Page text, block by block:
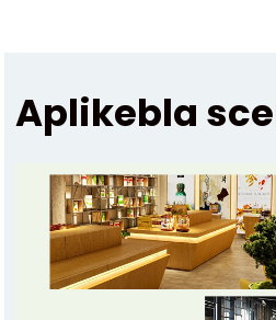
Aplikebla